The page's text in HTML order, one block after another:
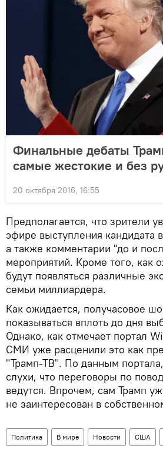
Финальные дебаты
самые жестокие и без
20 октября 2016, 16:55
Предполагается, что зрители
эфире выступления кандидата
а также комментарии "до и
мероприятий. Кроме того, как
будут появляться различные
семьи миллиардера.
Как ожидается, получасовое
показываться вплоть до дня
Однако, как отмечает портал
СМИ уже расценили это как
"Трамп-ТВ". По данным
слухи, что переговоры по
ведутся. Впрочем, сам Трамп
не заинтересован в
Политика В мире Новости США